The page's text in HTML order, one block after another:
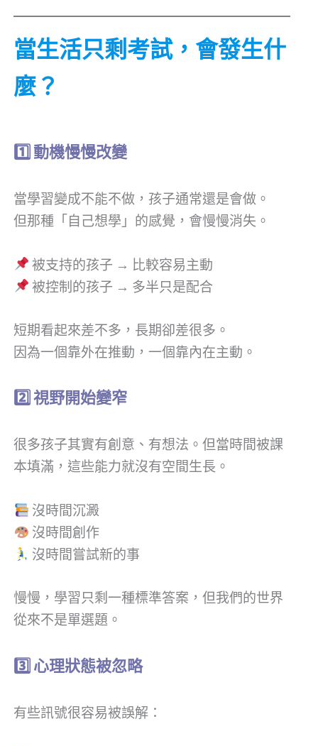
當生活只剩考試，會發生什
麼？
1️ 動機慢慢改變
當學習變成不能不做，孩子通常還是會做。
但那種「自己想學」的感覺，會慢慢消失。
被支持的孩子 → 比較容易主動
被控制的孩子 → 多半只是配合
短期看起來差不多，長期卻差很多。
因為一個靠外在推動，一個靠內在主動。
2️視野開始變窄
很多孩子其實有創意、有想法。但當時間被課
本填滿，這些能力就沒有空間生長。
沒時間沉澱
沒時間創作
沒時間嘗試新的事
慢慢，學習只剩一種標準答案，但我們的世界
從來不是單選題。
3️心理狀態被忽略
有些訊號很容易被誤解：